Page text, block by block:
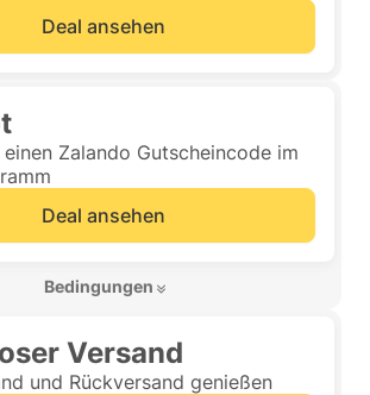
Deal ansehen
einen Zalando Gutscheincode im
Deal ansehen
Bedingungen
Versand
und Rückversand genießen